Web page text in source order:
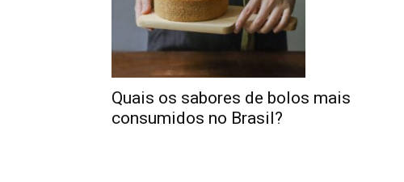
Quais os sabores de bolos mais
consumidos no Brasil?